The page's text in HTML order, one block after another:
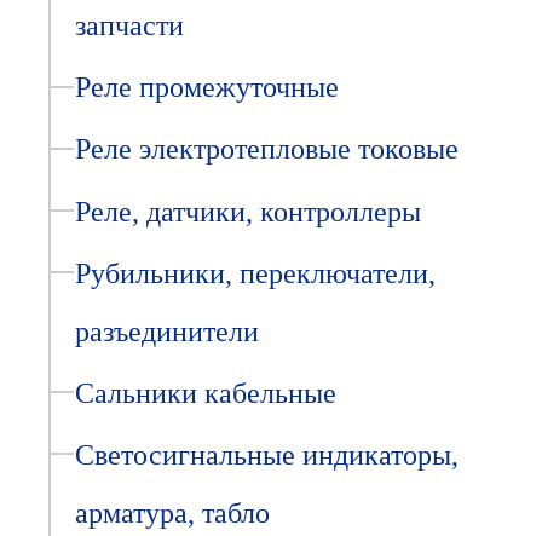
запчасти
Реле промежуточные
Реле электротепловые токовые
Реле, датчики, контроллеры
Рубильники, переключатели,
разъединители
Сальники кабельные
Светосигнальные индикаторы,
арматура, табло